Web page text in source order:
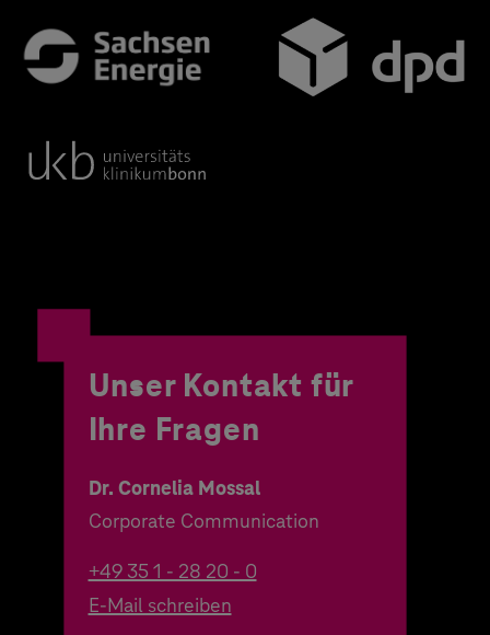
Unser Kontakt für
Ihre Fragen
Dr. Cornelia Mossal
Corporate Communication
+49 35 1 - 28 20 - 0
E-Mail schreiben